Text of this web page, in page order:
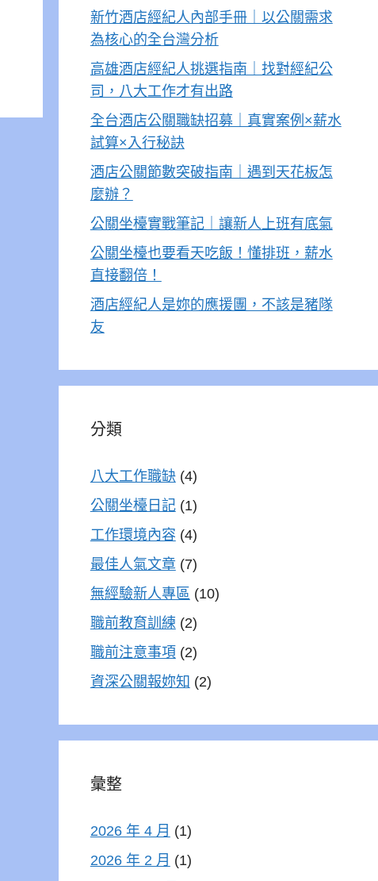
新竹酒店經紀人內部手冊｜以公關需求
為核心的全台灣分析
高雄酒店經紀人挑選指南｜找對經紀公
司，八大工作才有出路
全台酒店公關職缺招募｜真實案例×薪水
試算×入行秘訣
酒店公關節數突破指南｜遇到天花板怎
麼辦？
公關坐檯實戰筆記｜讓新人上班有底氣
公關坐檯也要看天吃飯！懂排班，薪水
直接翻倍！
酒店經紀人是妳的應援團，不該是豬隊
友
分類
八大工作職缺(4)
公關坐檯日記(1)
工作環境內容 (4)
最佳人氣文章(7)
無經驗新人專區 (10)
職前教育訓練 (2)
職前注意事項 (2)
資深公關報妳知 (2)
彙整
2026 年 4 月 (1)
2026 年 2 月 (1)